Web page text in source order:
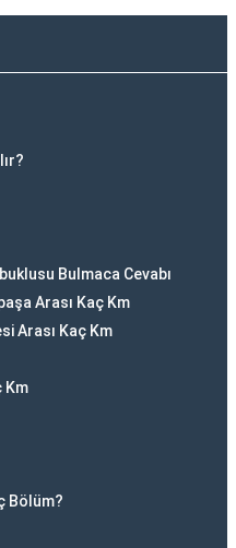
Bulmaca Cevabı
Arası Kaç Km
Arası Kaç Km
Km
Bölüm?